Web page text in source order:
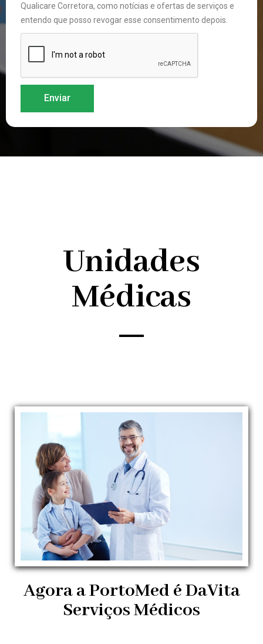
Qualicare Corretora, como notícias e ofertas de serviços e
entendo que posso revogar esse consentimento depois.
Enviar
Unidades
Médicas
Agora a PortoMed é DaVita
Serviços Médicos